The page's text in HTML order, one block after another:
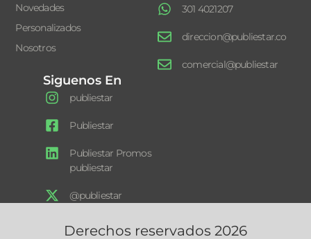
Novedades
Personalizados
Nosotros
301 4021207
direccion@publiestar.co
comercial@publiestar
Siguenos En
publiestar
Publiestar
Publiestar Promos
publiestar
@publiestar
Derechos reservados 2026